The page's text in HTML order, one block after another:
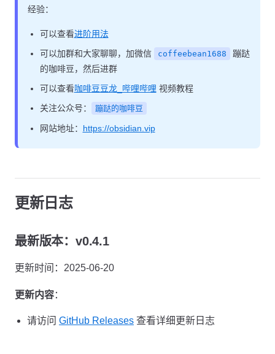
经验：
可以查看进阶用法
可以加群和大家聊聊，加微信
coffeebean1688
蹦跶
的咖啡豆，然后进群
可以查看咖啡豆豆龙_哔哩哔哩 视频教程
关注公众号：
蹦跶的咖啡豆
网站地址： https://obsidian.vip
更新日志
最新版本：v0.4.1
更新时间：2025-06-20
更新内容：
请访问 GitHub Releases 查看详细更新日志